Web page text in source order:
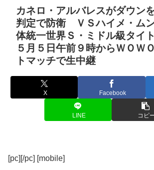
カネロ・アルバレスがダウン
判定で防衛 ＶＳハイメ・ム
体統一世界Ｓ・ミドル級タイ
５月５日午前９時からＷＯＷ
トマッチで生中継
X Facebook
LINE コピ
[pc][/pc] [mobile]